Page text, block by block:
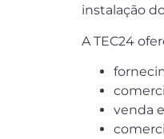
instalação
A TEC24
venda